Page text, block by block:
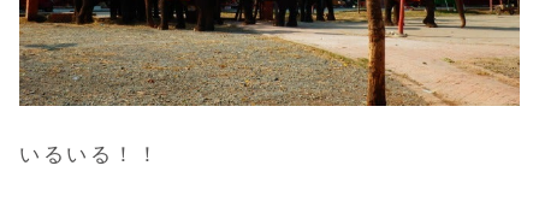
いるいる！！